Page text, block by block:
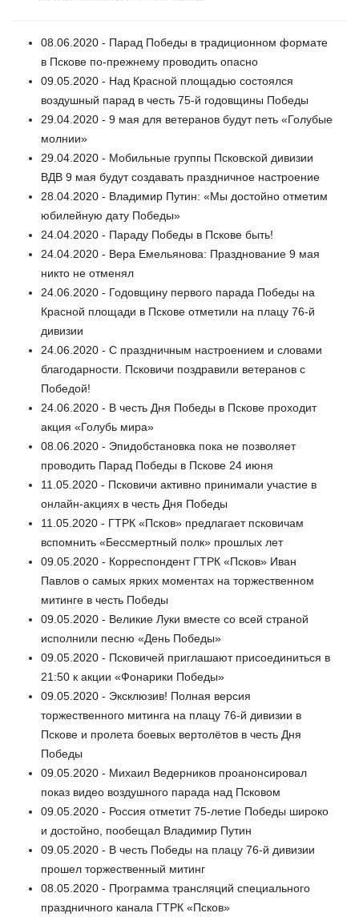
08.06.2020 - Парад Победы в традиционном формате
в Пскове по-прежнему проводить опасно
09.05.2020 - Над Красной площадью состоялся
воздушный парад в честь 75-й годовщины Победы
29.04.2020 - 9 мая для ветеранов будут петь «Голубые
молнии»
29.04.2020 - Мобильные группы Псковской дивизии
ВДВ 9 мая будут создавать праздничное настроение
28.04.2020 - Владимир Путин: «Мы достойно отметим
юбилейную дату Победы»
24.04.2020 - Параду Победы в Пскове быть!
24.04.2020 - Вера Емельянова: Празднование 9 мая
никто не отменял
24.06.2020 - Годовщину первого парада Победы на
Красной площади в Пскове отметили на плацу 76-й
дивизии
24.06.2020 - С праздничным настроением и словами
благодарности. Псковичи поздравили ветеранов с
Победой!
24.06.2020 - В честь Дня Победы в Пскове проходит
акция «Голубь мира»
08.06.2020 - Эпидобстановка пока не позволяет
проводить Парад Победы в Пскове 24 июня
11.05.2020 - Псковичи активно принимали участие в
онлайн-акциях в честь Дня Победы
11.05.2020 - ГТРК «Псков» предлагает псковичам
вспомнить «Бессмертный полк» прошлых лет
09.05.2020 - Корреспондент ГТРК «Псков» Иван
Павлов о самых ярких моментах на торжественном
митинге в честь Победы
09.05.2020 - Великие Луки вместе со всей страной
исполнили песню «День Победы»
09.05.2020 - Псковичей приглашают присоединиться в
21:50 к акции «Фонарики Победы»
09.05.2020 - Эксклюзив! Полная версия
торжественного митинга на плацу 76-й дивизии в
Пскове и пролета боевых вертолётов в честь Дня
Победы
09.05.2020 - Михаил Ведерников проанонсировал
показ видео воздушного парада над Псковом
09.05.2020 - Россия отметит 75-летие Победы широко
и достойно, пообещал Владимир Путин
09.05.2020 - В честь Победы на плацу 76-й дивизии
прошел торжественный митинг
08.05.2020 - Программа трансляций специального
праздничного канала ГТРК «Псков»